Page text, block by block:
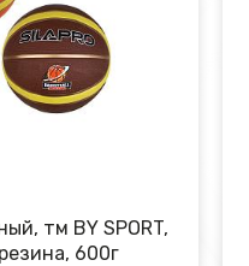
тм BY SPORT,
600г